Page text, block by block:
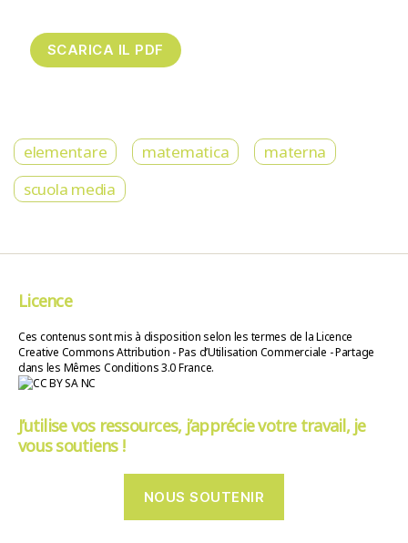
elementare matematica
materna
scuola media
Licence
Ces contenus sont mis à disposition selon les termes de la Licence
Creative Commons Attribution - Pas d’Utilisation Commerciale - Partage
dans les Mêmes Conditions 3.0 France.
J’utilise vos ressources, j’apprécie votre travail, je
vous soutiens !
NOUS SOUTENIR